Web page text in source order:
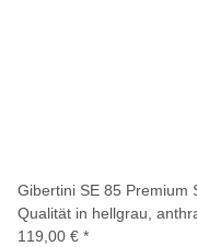
Gibertini SE 85 Premium
Qualität in hellgrau,
119,00 € *